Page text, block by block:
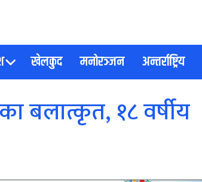
खेलकुद मनोरञ्जन अन्तर्राष्ट्रिय
बलात्कृत, १८ वर्षीय